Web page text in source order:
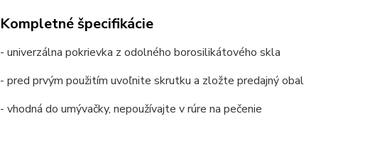
Kompletné špecifikácie
- univerzálna pokrievka z odolného borosilikátového skla
- pred prvým použitím uvoľnite skrutku a zložte predajný obal
- vhodná do umývačky, nepoužívajte v rúre na pečenie